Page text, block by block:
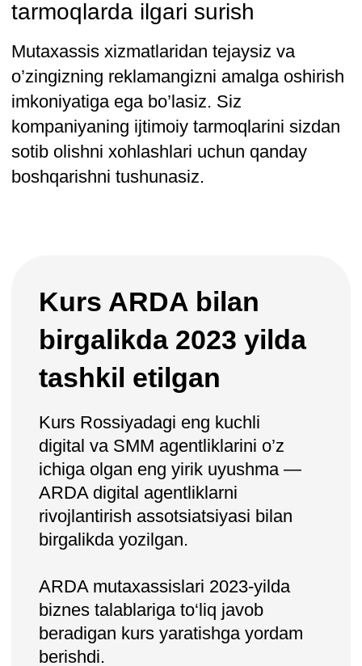
Jalb etuvchi kontentni yaratish
Neyron tarmoqlardan qanday foydalanishni
Auditoriya bilan ishlash
Maqsadli reklamani sozlash
Bloggerlar bilan hamkorlik qilish
Siz faol hamjamiyatlarni yaratishingiz,
auditoriya bilan bir tilda muloqot qilishingiz
va qiziqarli aktsiya va tanlovlar
Siz reklama kabinetlarini tushunasiz,
reklama kampaniyalarini qanday tashkil
qilishni o’rganasiz va ularning
samaradorligini baholaysiz.
Integratsiya uchun texnik xususiyatlarni
yozishni, mos inflyuenserlarni osongina
topish va hamkorlik bo’yicha muzokaralar